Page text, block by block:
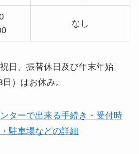
なし
日、振替休日及び年末年始
）はお休み。
ターで出来る手続き・受付時
駐車場などの詳細